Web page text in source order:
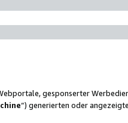
gesponserter
“) generierten oder